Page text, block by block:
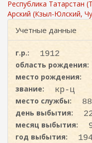
к
Республика Татарстан
Арский (Кзыл-Юлский,
Учетные данные
г.р.:
1912
область рождения:
место рождения:
звание:
кр-ц
место службы:
день выбытия:
месяц выбытия:
год выбытия: